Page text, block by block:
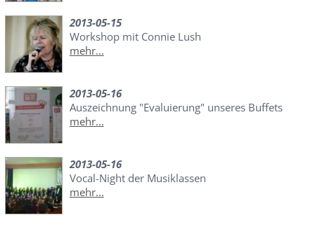
2013-05-15
Workshop mit Connie Lush
mehr...
2013-05-16
Auszeichnung "Evaluierung" unseres Buffets
mehr...
2013-05-16
Vocal-Night der Musiklassen
mehr...